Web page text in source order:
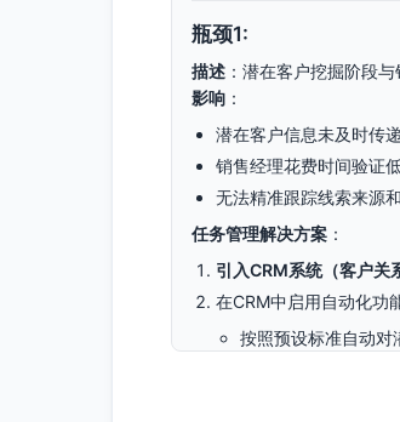
瓶颈1:
描述 ：潜在客户挖掘阶段
影响 ：
潜在客户信息未及时传
销售经理花费时间验证
无法精准跟踪线索来源
任务管理解决方案 ：
引入CRM系统（客户关
在CRM中启用自动化功
按照预设标准自动对